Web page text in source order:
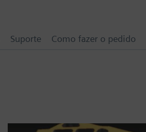
Suporte Como fazer o pedido